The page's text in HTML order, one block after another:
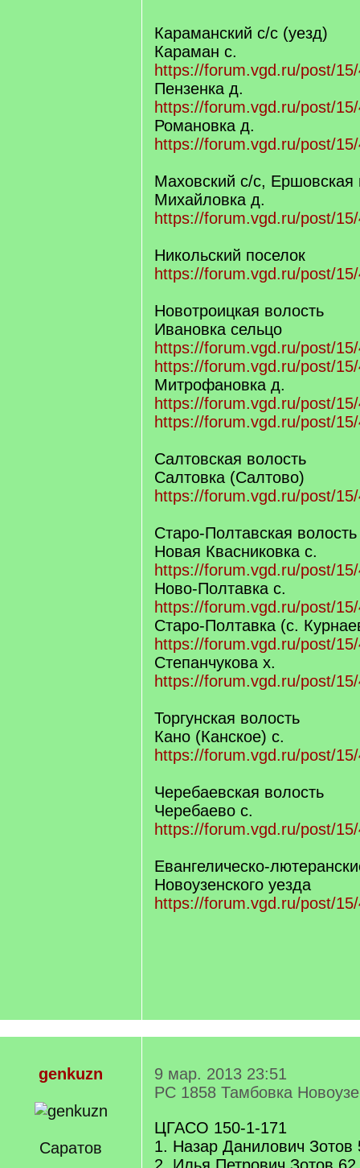
Караманский с/с (уезд)
Караман с.
https://forum.vgd.ru/post/
Пензенка д.
https://forum.vgd.ru/post/
Романовка д.
https://forum.vgd.ru/post/
Маховский с/с, Ершовская
Михайловка д.
https://forum.vgd.ru/post/
Никольский поселок
https://forum.vgd.ru/post/
Новотроицкая волость
Ивановка сельцо
https://forum.vgd.ru/post/
https://forum.vgd.ru/post/
Митрофановка д.
https://forum.vgd.ru/post/
https://forum.vgd.ru/post/
Салтовская волость
Салтовка (Салтово)
https://forum.vgd.ru/post/
Старо-Полтавская волость
Новая Квасниковка с.
https://forum.vgd.ru/post/
Ново-Полтавка с.
https://forum.vgd.ru/post/
Старо-Полтавка (с.
https://forum.vgd.ru/post/
Степанчукова х.
https://forum.vgd.ru/post/
Торгунская волость
Кано (Канское) с.
https://forum.vgd.ru/post/
Черебаевская волость
Черебаево с.
https://forum.vgd.ru/post/
Евангелическо-
Новоузенского уезда
https://forum.vgd.ru/post/
genkuzn
Саратов
9 мар. 2013 23:51
РС 1858 Тамбовка
ЦГАСО 150-1-171
1. Назар Данилович Зотов